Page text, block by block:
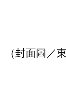
（封面圖／